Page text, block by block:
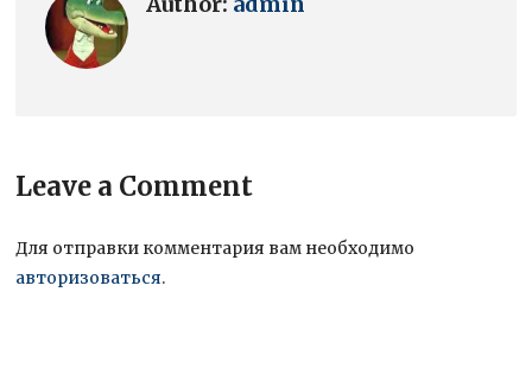
Leave a Comment
Для отправки комментария вам необходимо
авторизоваться.